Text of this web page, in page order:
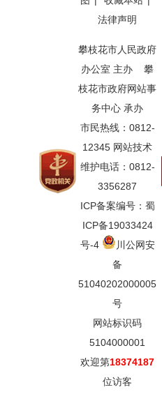
法律声明
攀枝花市人民政府
办公室 主办 攀
枝花市政府网站事
务中心 承办
市民热线：0812-
12345 网站技术
维护电话：0812-
3356287
ICP备案编号：蜀
ICP备19033424
号-4
川公网安
备
51040202000005
号
网站标识码
5104000001
欢迎第18374187
位访客